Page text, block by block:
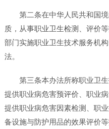
第二条在中华人民共和国
质，从事职业卫生检测、评价
部门实施职业卫生技术服务机
法。
第三条本办法所称职业卫
提供职业病危害预评价、职业
提供职业病危害因素检测、职
备设施与防护用品的效果评价等